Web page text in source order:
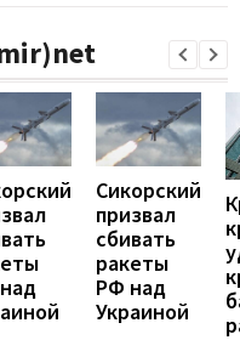
Сикорский
призвал
сбивать
ракеты
РФ над
Украиной